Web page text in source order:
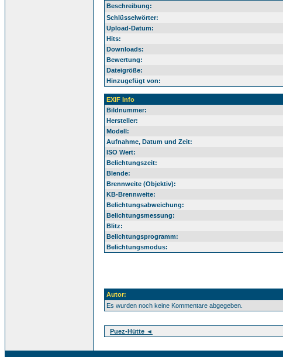
Beschreibung:
Schlüsselwörter:
Upload-Datum:
Hits:
Downloads:
Bewertung:
Dateigröße:
Hinzugefügt von:
EXIF Info
Bildnummer:
Hersteller:
Modell:
Aufnahme, Datum und Zeit:
ISO Wert:
Belichtungszeit:
Blende:
Brennweite (Objektiv):
KB-Brennweite:
Belichtungsabweichung:
Belichtungsmessung:
Blitz:
Belichtungsprogramm:
Belichtungsmodus:
Autor:
Es wurden noch keine Kommentare abgegeben.
Puez-Hütte ◄